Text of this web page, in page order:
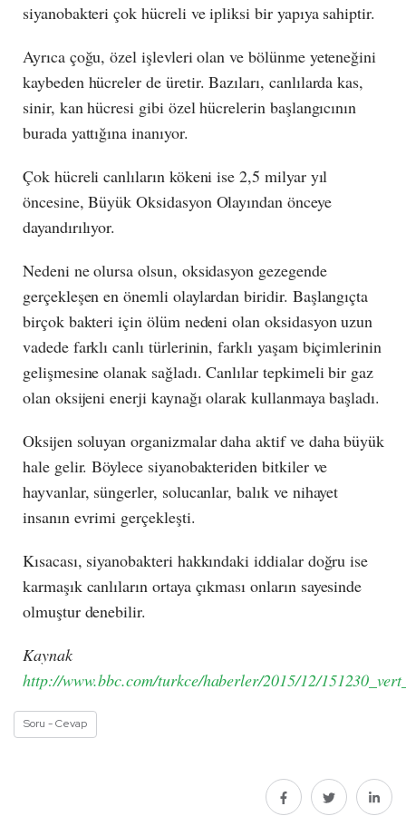
siyanobakteri çok hücreli ve ipliksi bir yapıya sahiptir.
Ayrıca çoğu, özel işlevleri olan ve bölünme yeteneğini
kaybeden hücreler de üretir. Bazıları, canlılarda kas,
sinir, kan hücresi gibi özel hücrelerin başlangıcının
burada yattığına inanıyor.
Çok hücreli canlıların kökeni ise 2,5 milyar yıl
öncesine, Büyük Oksidasyon Olayından önceye
dayandırılıyor.
Nedeni ne olursa olsun, oksidasyon gezegende
gerçekleşen en önemli olaylardan biridir. Başlangıçta
birçok bakteri için ölüm nedeni olan oksidasyon uzun
vadede farklı canlı türlerinin, farklı yaşam biçimlerinin
gelişmesine olanak sağladı. Canlılar tepkimeli bir gaz
olan oksijeni enerji kaynağı olarak kullanmaya başladı.
Oksijen soluyan organizmalar daha aktif ve daha büyük
hale gelir. Böylece siyanobakteriden bitkiler ve
hayvanlar, süngerler, solucanlar, balık ve nihayet
insanın evrimi gerçekleşti.
Kısacası, siyanobakteri hakkındaki iddialar doğru ise
karmaşık canlıların ortaya çıkması onların sayesinde
olmuştur denebilir.
Kaynak
http://www.bbc.com/turkce/haberler/2015/12/
Soru - Cevap